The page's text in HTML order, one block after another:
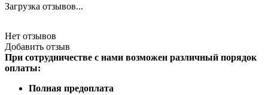
Загрузка отзывов...
Нет отзывов
Добавить отзыв
При сотрудничестве с нами возможен различный порядок
оплаты:
Полная предоплата